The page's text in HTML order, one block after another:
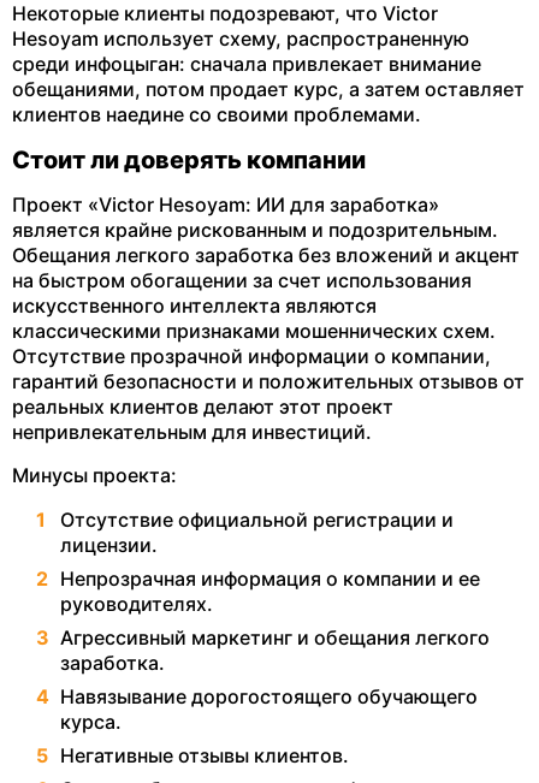
Некоторые клиенты подозревают, что Victor
Hesoyam использует схему, распространенную
среди инфоцыган: сначала привлекает внимание
обещаниями, потом продает курс, а затем оставляет
клиентов наедине со своими проблемами.
Стоит ли доверять компании
Проект «Victor Hesoyam: ИИ для заработка»
является крайне рискованным и подозрительным.
Обещания легкого заработка без вложений и акцент
на быстром обогащении за счет использования
искусственного интеллекта являются
классическими признаками мошеннических схем.
Отсутствие прозрачной информации о компании,
гарантий безопасности и положительных отзывов от
реальных клиентов делают этот проект
непривлекательным для инвестиций.
Минусы проекта:
Отсутствие официальной регистрации и
лицензии.
Непрозрачная информация о компании и ее
руководителях.
Агрессивный маркетинг и обещания легкого
заработка.
Навязывание дорогостоящего обучающего
курса.
Негативные отзывы клиентов.